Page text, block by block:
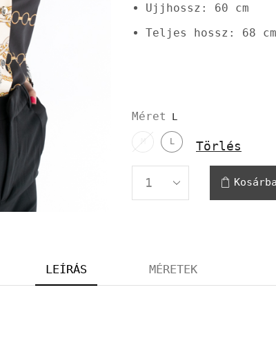
Ujjhossz: 60 cm
Teljes hossz: 68 cm
Méret
M L Törlés
LEÍRÁS MÉRETEK